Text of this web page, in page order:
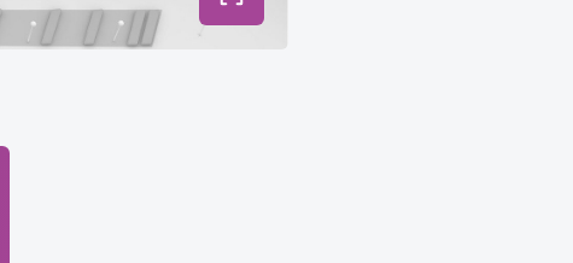
Vollbild umschalten